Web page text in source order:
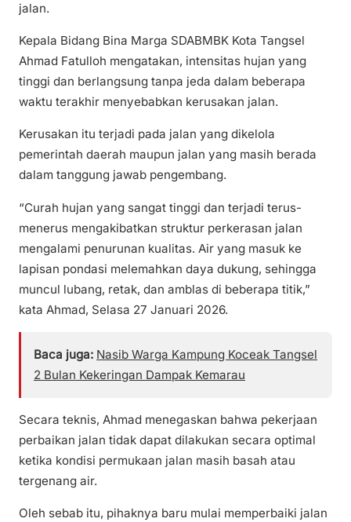
jalan.
Kepala Bidang Bina Marga SDABMBK Kota Tangsel
Ahmad Fatulloh mengatakan, intensitas hujan yang
tinggi dan berlangsung tanpa jeda dalam beberapa
waktu terakhir menyebabkan kerusakan jalan.
Kerusakan itu terjadi pada jalan yang dikelola
pemerintah daerah maupun jalan yang masih berada
dalam tanggung jawab pengembang.
“Curah hujan yang sangat tinggi dan terjadi terus-
menerus mengakibatkan struktur perkerasan jalan
mengalami penurunan kualitas. Air yang masuk ke
lapisan pondasi melemahkan daya dukung, sehingga
muncul lubang, retak, dan amblas di beberapa titik,”
kata Ahmad, Selasa 27 Januari 2026.
Baca juga: Nasib Warga Kampung Koceak Tangsel
2 Bulan Kekeringan Dampak Kemarau
Secara teknis, Ahmad menegaskan bahwa pekerjaan
perbaikan jalan tidak dapat dilakukan secara optimal
ketika kondisi permukaan jalan masih basah atau
tergenang air.
Oleh sebab itu, pihaknya baru mulai memperbaiki jalan